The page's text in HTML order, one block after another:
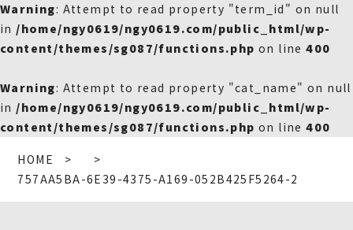
Warning: Attempt to read property "term_id" on null
in /home/ngy0619/ngy0619.com/public_html/wp-
content/themes/sg087/functions.php on line400
Warning: Attempt to read property "cat_name" on null
in /home/ngy0619/ngy0619.com/public_html/wp-
content/themes/sg087/functions.php on line400
HOME
757AA5BA-6E39-4375-A169-052B425F5264-2